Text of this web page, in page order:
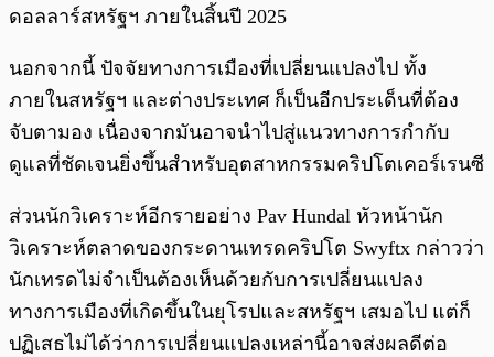
ดอลลาร์สหรัฐฯ ภายในสิ้นปี 2025
นอกจากนี้ ปัจจัยทางการเมืองที่เปลี่ยนแปลงไป ทั้ง
ภายในสหรัฐฯ และต่างประเทศ ก็เป็นอีกประเด็นที่ต้อง
จับตามอง เนื่องจากมันอาจนำไปสู่แนวทางการกำกับ
ดูแลที่ชัดเจนยิ่งขึ้นสำหรับอุตสาหกรรมคริปโตเคอร์เรนซี
ส่วนนักวิเคราะห์อีกรายอย่าง Pav Hundal หัวหน้านัก
วิเคราะห์ตลาดของกระดานเทรดคริปโต Swyftx กล่าวว่า
นักเทรดไม่จำเป็นต้องเห็นด้วยกับการเปลี่ยนแปลง
ทางการเมืองที่เกิดขึ้นในยุโรปและสหรัฐฯ เสมอไป แต่ก็
ปฏิเสธไม่ได้ว่าการเปลี่ยนแปลงเหล่านี้อาจส่งผลดีต่อ